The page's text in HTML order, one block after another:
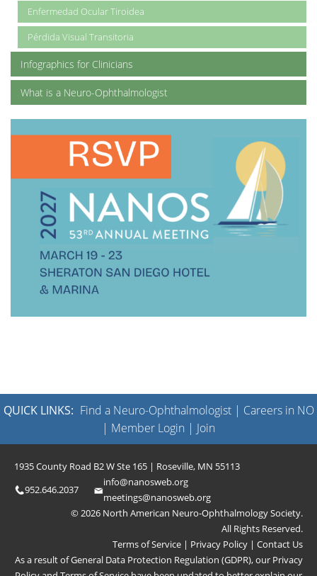
Enfermedad Ocular Tiroidea
Pérdida Visual Transitoria
Infographics for Clinicians
What is a Neuro-Ophthalmologist
QUICK LINKS: Find a Neuro-Ophthalmologist| Careers in NO
| Member Login | Join
1935 County Road B2 W Ste 165 | Roseville, MN 55113
952.646.2037
info@nanosweb.org
meetings@nanosweb.org
© 2026 North American Neuro-Ophthalmology Society.
All Rights Reserved.
Terms of Service | Privacy Policy | Contact Us
As a result of General Data Protection Regulation (GDPR), our Privacy